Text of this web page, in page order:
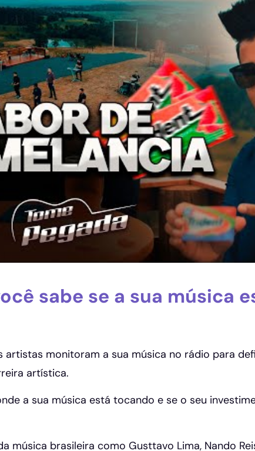
sabe se a sua música
artistas monitoram a sua música no rádio para
artística.
a sua música está tocando e se o seu
música brasileira como Gusttavo Lima, Nando